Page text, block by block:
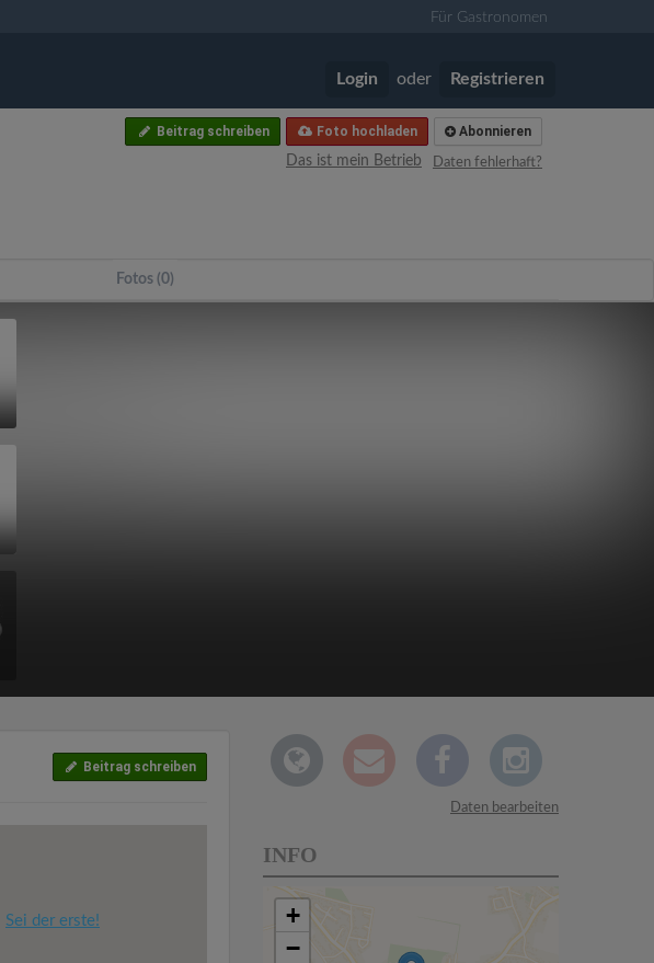
Für Gastronomen
Login oder Registrieren
Abonnieren
Foto hochladen
Beitrag schreiben
Daten fehlerhaft?
Das ist mein Betrieb
Fotos (0)
Beitrag schreiben
Sei der erste!
Daten bearbeiten
INFO
+
−